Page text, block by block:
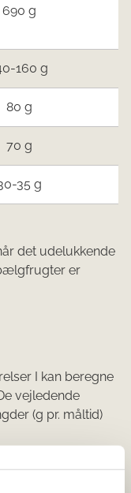
690 g
160 g
80 g
70 g
35 g
det udelukkende
er
I kan beregne
vejledende
(g pr. måltid)